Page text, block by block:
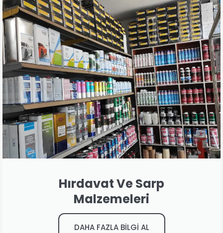
Hırdavat Ve Sarp
Malzemeleri
DAHA FAZLA BİLGİ AL